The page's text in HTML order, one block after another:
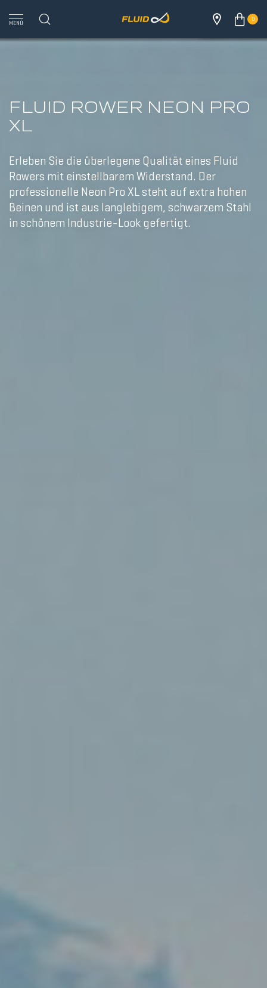
MENÜ
0
FLUID ROWER NEON PRO
XL
Erleben Sie die überlegene Qualität eines Fluid
Rowers mit einstellbarem Widerstand. Der
professionelle Neon Pro XL steht auf extra hohen
Beinen und ist aus langlebigem, schwarzem Stahl
in schönem Industrie-Look gefertigt.